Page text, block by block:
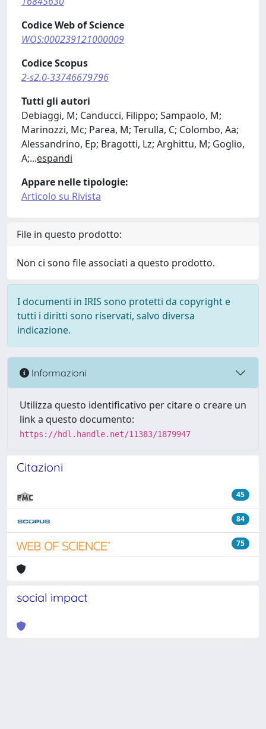
Codice Web of Science
WOS:000239121000009
Codice Scopus
2-s2.0-33746679796
Tutti gli autori
Debiaggi, M; Canducci, Filippo; Sampaolo, M;
Marinozzi, Mc; Parea, M; Terulla, C; Colombo, Aa;
Alessandrino, Ep; Bragotti, Lz; Arghittu, M; Goglio,
A;...espandi
Appare nelle tipologie:
Articolo su Rivista
File in questo prodotto:
Non ci sono file associati a questo prodotto.
I documenti in IRIS sono protetti da copyright e
tutti i diritti sono riservati, salvo diversa
indicazione.
Informazioni
Utilizza questo identificativo per citare o creare un
link a questo documento:
https://hdl.handle.net/11383/1879947
Citazioni
45
84
75
social impact